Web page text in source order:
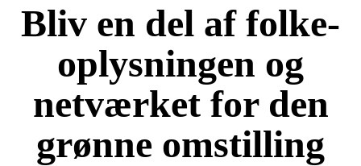
Bliv en del af folke-
oplysningen og
netværket for den
grønne omstilling